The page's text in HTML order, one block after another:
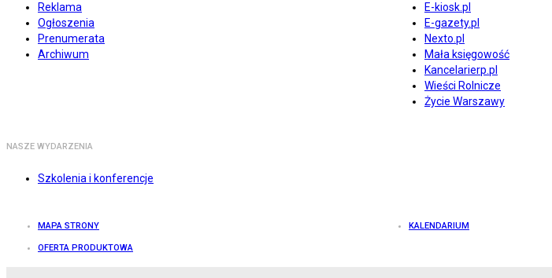
Reklama
Ogłoszenia
Prenumerata
Archiwum
E-kiosk.pl
E-gazety.pl
Nexto.pl
Mała księgowość
Kancelarierp.pl
Wieści Rolnicze
Życie Warszawy
NASZE WYDARZENIA
Szkolenia i konferencje
MAPA STRONY KALENDARIUM
OFERTA PRODUKTOWA